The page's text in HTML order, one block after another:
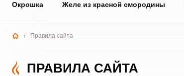
Окрошка Желе из красной смородины
/ Правила сайта
ПРАВИЛА САЙТА